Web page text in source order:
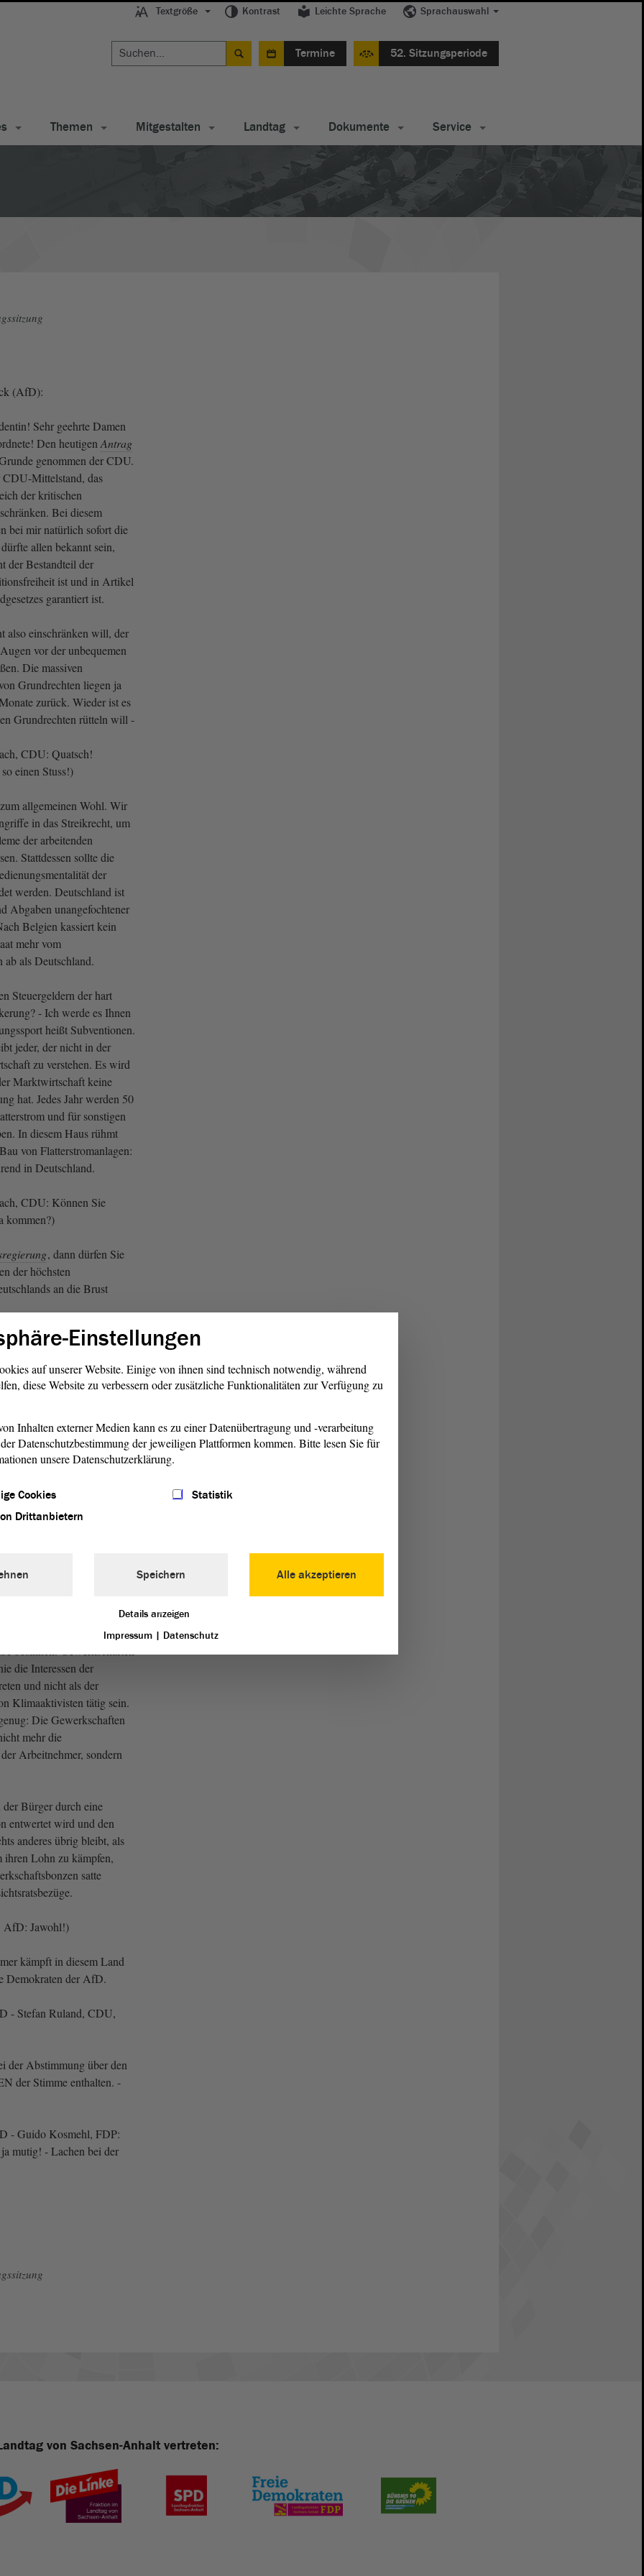
Textgröße Kontrast Leichte Sprache Sprachauswahl
Termine 52. Sitzungsperiode
Themen Mitgestalten Landtag Dokumente Service
(AfD):
Sehr geehrte Damen
Den heutigen Antrag
genommen der CDU.
CDU-Mittelstand, das
der kritischen
Bei diesem
bei mir natürlich sofort die
allen bekannt sein,
der Bestandteil der
ist und in Artikel
garantiert ist.
also einschränken will, der
vor der unbequemen
Die massiven
Grundrechten liegen ja
zurück. Wieder ist es
Grundrechten rütteln will -
CDU: Quatsch!
einen Stuss!)
allgemeinen Wohl. Wir
in das Streikrecht, um
der arbeitenden
Stattdessen sollte die
der
werden. Deutschland ist
Abgaben unangefochtener
Belgien kassiert kein
mehr vom
als Deutschland.
Steuergeldern der hart
- Ich werde es Ihnen
heißt Subventionen.
jeder, der nicht in der
zu verstehen. Es wird
Marktwirtschaft keine
hat. Jedes Jahr werden 50
und für sonstigen
In diesem Haus rühmt
von Flatterstromanlagen:
in Deutschland.
CDU: Können Sie
kommen?)
, dann dürfen Sie
der höchsten
an die Brust
CDU: Wo sind wir denn
Orden jedoch der Bürger.
werden für die
neuer Hirngespinste wie
gegen Rechts und
aber was
erst recht Sachsen-
ist ein Ende dieser
Energie- und
Sie auf, dieses Land
endlich substanzielle
Unternehmer und natürlich
Es braucht
sich wieder auf ihre
besinnen. Gewerkschaften
die Interessen der
und nicht als der
Klimaaktivisten tätig sein.
Die Gewerkschaften
mehr die
Arbeitnehmer, sondern
Bürger durch eine
entwertet wird und den
anderes übrig bleibt, als
Lohn zu kämpfen,
satte
AfD: Jawohl!)
kämpft in diesem Land
Demokraten der AfD.
- Stefan Ruland, CDU,
der Abstimmung über den
der Stimme enthalten. -
- Guido Kosmehl, FDP:
mutig! - Lachen bei der
von Sachsen-Anhalt vertreten:
Einstellungen
auf unserer Website. Einige von ihnen sind technisch notwendig, während
diese Website zu verbessern oder zusätzliche Funktionalitäten zur Verfügung zu
Inhalten externer Medien kann es zu einer Datenübertragung und -verarbeitung
Datenschutzbestimmung der jeweiligen Plattformen kommen. Bitte lesen Sie für
unsere Datenschutzerklärung.
Cookies
Statistik
Drittanbietern
Alle akzeptieren
Speichern
Details anzeigen
Impressum | Datenschutz